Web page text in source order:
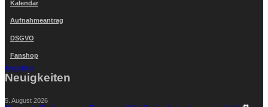
Kalendar
Aufnahmeantrag
DSGVO
Fanshop
Anmelden
Neuigkeiten
5. August 2026